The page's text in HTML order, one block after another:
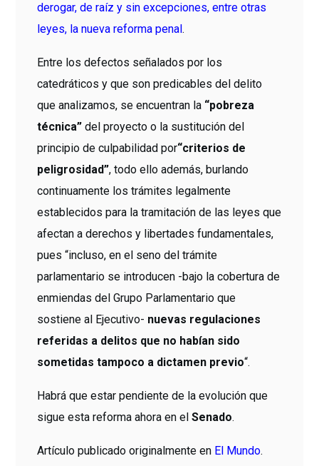
derogar, de raíz y sin excepciones, entre otras
leyes, la nueva reforma penal.
Entre los defectos señalados por los
catedráticos y que son predicables del delito
que analizamos, se encuentran la “pobreza
técnica” del proyecto o la sustitución del
principio de culpabilidad por“criterios de
peligrosidad”, todo ello además, burlando
continuamente los trámites legalmente
establecidos para la tramitación de las leyes que
afectan a derechos y libertades fundamentales,
pues “incluso, en el seno del trámite
parlamentario se introducen -bajo la cobertura de
enmiendas del Grupo Parlamentario que
sostiene al Ejecutivo- nuevas regulaciones
referidas a delitos que no habían sido
sometidas tampoco a dictamen previo“.
Habrá que estar pendiente de la evolución que
sigue esta reforma ahora en elSenado.
Artículo publicado originalmente en El Mundo.